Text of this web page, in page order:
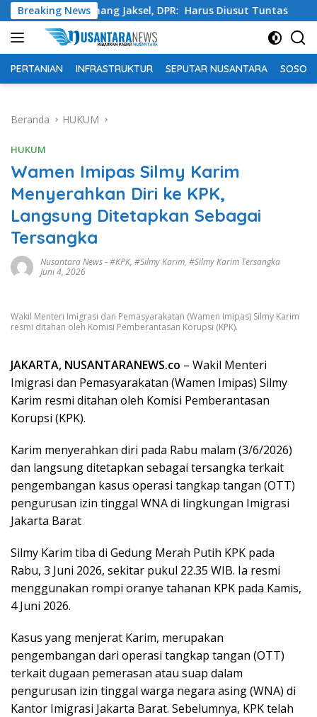
Langsung
ke
konten
Breaking News
Pinang Jaksel, DPR: Harus Diusut Tuntas
PERTANIAN INFRASTRUKTUR SEPUTAR NUSANTARA SOSOK
Beranda HUKUM
HUKUM
Wamen Imipas Silmy Karim
Menyerahkan Diri ke KPK,
Langsung Ditetapkan Sebagai
Tersangka
Nusantara News-#KPK, #Silmy Karim, #Silmy Karim Tersangka
Juni 4, 2026
Wakil Menteri Imigrasi dan Pemasyarakatan (Wamen Imipas) Silmy Karim
resmi ditahan oleh Komisi Pemberantasan Korupsi (KPK).
JAKARTA, NUSANTARANEWS.co – Wakil Menteri
Imigrasi dan Pemasyarakatan (Wamen Imipas) Silmy
Karim resmi ditahan oleh Komisi Pemberantasan
Korupsi (KPK).
Karim menyerahkan diri pada Rabu malam (3/6/2026)
dan langsung ditetapkan sebagai tersangka terkait
pengembangan kasus operasi tangkap tangan (OTT)
pengurusan izin tinggal WNA di lingkungan Imigrasi
Jakarta Barat
Silmy Karim tiba di Gedung Merah Putih KPK pada
Rabu, 3 Juni 2026, sekitar pukul 22.35 WIB. Ia resmi
menggunakan rompi oranye tahanan KPK pada Kamis,
4 Juni 2026.
Kasus yang menjerat Karim, merupakan
pengembangan dari operasi tangkap tangan (OTT)
terkait dugaan pemerasan atau suap dalam
pengurusan izin tinggal warga negara asing (WNA) di
Kantor Imigrasi Jakarta Barat. Sebelumnya, KPK telah